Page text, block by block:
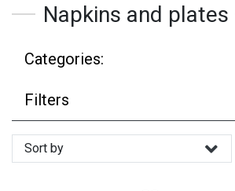
Napkins and plates
Categories:
Filters
Sort by